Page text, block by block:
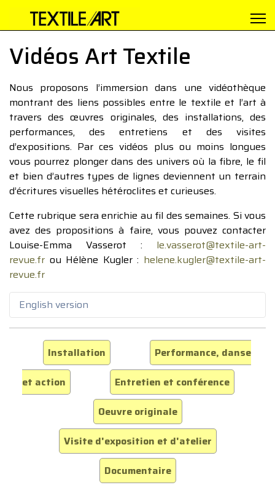
Vidéos Art Textile
Nous proposons l’immersion dans une vidéothèque
montrant des liens possibles entre le textile et l’art à
travers des œuvres originales, des installations, des
performances, des entretiens et des visites
d’expositions. Par ces vidéos plus ou moins longues
vous pourrez plonger dans des univers où la fibre, le fil
et bien d’autres types de lignes deviennent un terrain
d’écritures visuelles hétéroclites et curieuses.
Cette rubrique sera enrichie au fil des semaines. Si vous
avez des propositions à faire, vous pouvez contacter
Louise-Emma Vasserot : le.vasserot@textile-art-
revue.fr ou Hélène Kugler : helene.kugler@textile-art-
revue.fr
English version
Installation
Performance, danse
et action
Entretien et conférence
Oeuvre originale
Visite d'exposition et d'atelier
Documentaire